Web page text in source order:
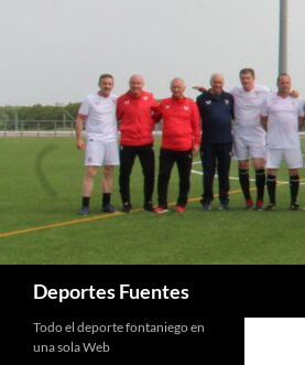
Deportes Fuentes
Todo el deporte fontaniego en
una sola Web